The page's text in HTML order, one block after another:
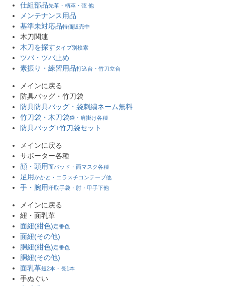
仕組部品先革・柄革・弦 他
メンテナンス用品
基準未対応品特価販売中
木刀関連
木刀を探すタイプ別検索
ツバ・ツバ止め
素振り・練習用品打込台・竹刀立台
メインに戻る
防具バッグ・竹刀袋
防具防具バッグ・袋刺繍ネーム無料
竹刀袋・木刀袋袋・肩掛け各種
防具バッグ+竹刀袋セット
メインに戻る
サポーター各種
顔・頭用面パッド・面マスク各種
足用かかと・エラスチコンテープ他
手・腕用汗取手袋・肘・甲手下他
メインに戻る
紐・面乳革
面紐(紺色)定番色
面紐(その他)
胴紐(紺色)定番色
胴紐(その他)
面乳革短2本・長1本
手ぬぐい